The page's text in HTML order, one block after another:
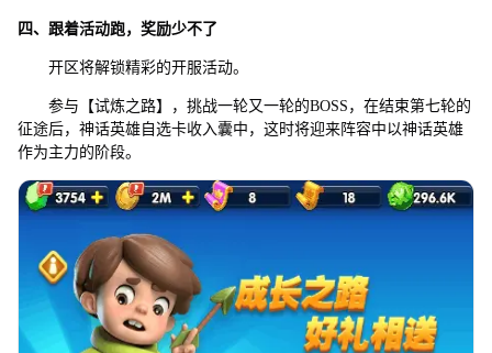
四、跟着活动跑，奖励少不了
开区将解锁精彩的开服活动。
参与【试炼之路】，挑战一轮又一轮的BOSS，在结束第七轮的
征途后，神话英雄自选卡收入囊中，这时将迎来阵容中以神话英雄
作为主力的阶段。